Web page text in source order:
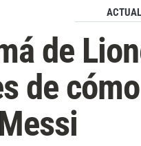
de
de